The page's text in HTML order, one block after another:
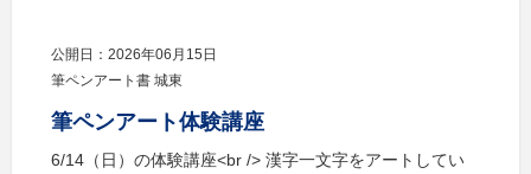
公開日：2026年06月15日
筆ペンアート書 城東
筆ペンアート体験講座
6/14（日）の体験講座<br /> 漢字一文字をアートしてい